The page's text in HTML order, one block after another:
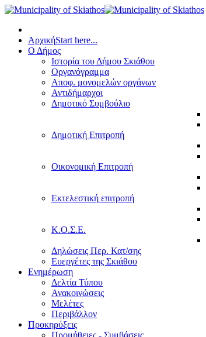
ΑρχικήStart here...
Ο Δήμος
Ιστορία του Δήμου Σκιάθου
Οργανόγραμμα
Αποφ. μονομελών οργάνων
Αντιδήμαρχοι
Δημοτικό Συμβούλιο
Δημοτική Επιτροπή
Οικονομική Επιτροπή
Εκτελεστική επιτροπή
Κ.Ο.Σ.Ε.
Δηλώσεις Περ. Κατ/σης
Ευεργέτες της Σκιάθου
Ενημέρωση
Δελτία Τύπου
Ανακοινώσεις
Μελέτες
Περιβάλλον
Προκηρύξεις
Προμήθειες - Συμβάσεις